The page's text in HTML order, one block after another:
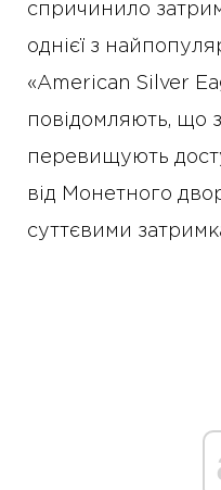
спричинило
однієї з
«American Silver
повідомляють, що
перевищують
від Монетного
суттєвими